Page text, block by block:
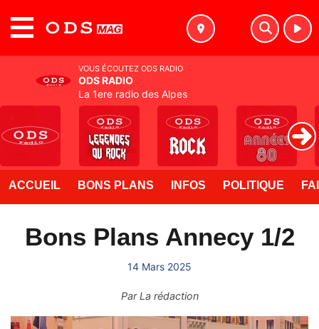
ACCUEIL BONS PLANS INFOS POLITIQUE
Bons Plans Annecy 1/2
14 Mars 2025
ParLa rédaction
VOUS ÉCOUTEZ ODS RADIO
ODS RADIO
La 1ere radio des Alpes